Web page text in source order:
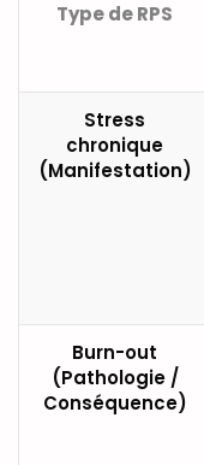
Type de RPS
Stress
chronique
(Manifestation)
Burn-out
(Pathologie /
Conséquence)